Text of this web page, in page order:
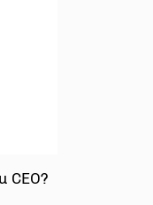
CEO?